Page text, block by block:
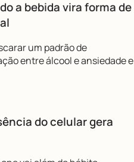
a bebida vira forma de
um padrão de
entre álcool e ansiedade e
do celular gera